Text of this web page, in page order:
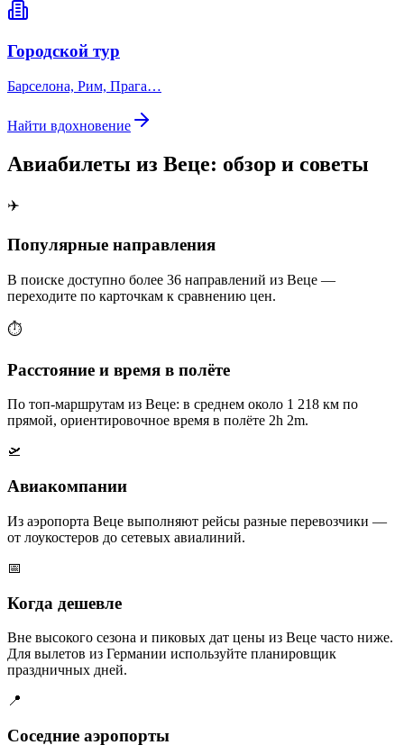
Городской тур
Барселона, Рим, Прага…
Найти вдохновение
Авиабилеты из Веце: обзор и советы
✈️
Популярные направления
В поиске доступно более 36 направлений из Веце —
переходите по карточкам к сравнению цен.
⏱️
Расстояние и время в полёте
По топ-маршрутам из Веце: в среднем около 1 218 км по
прямой, ориентировочное время в полёте 2h 2m.
🛫
Авиакомпании
Из аэропорта Веце выполняют рейсы разные перевозчики —
от лоукостеров до сетевых авиалиний.
📅
Когда дешевле
Вне высокого сезона и пиковых дат цены из Веце часто ниже.
Для вылетов из Германии используйте планировщик
праздничных дней.
📍
Соседние аэропорты